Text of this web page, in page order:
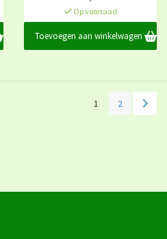
Op voorraad
Toevoegen aan winkelwagen
1 2